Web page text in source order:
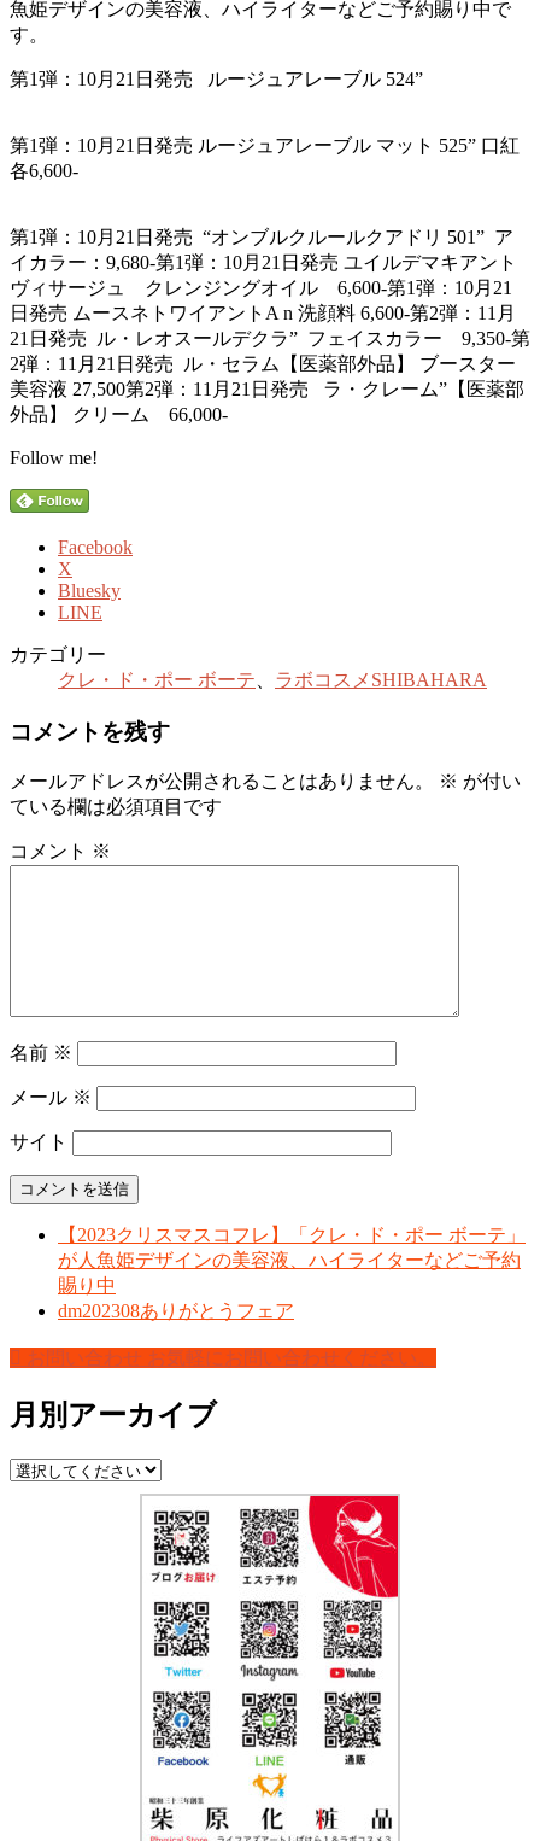
魚姫デザインの美容液、ハイライターなどご予約賜り中で
す。
第1弾：10月21日発売 ルージュアレーブル 524”
第1弾：10月21日発売 ルージュアレーブル マット 525” 口紅
各6,600-
第1弾：10月21日発売 “オンブルクルールクアドリ 501” ア
イカラー：9,680-第1弾：10月21日発売 ユイルデマキアント
ヴィサージュ クレンジングオイル 6,600-第1弾：10月21
日発売 ムースネトワイアントA n 洗顔料 6,600-第2弾：11月
21日発売 ル・レオスールデクラ” フェイスカラー 9,350-第
2弾：11月21日発売 ル・セラム【医薬部外品】 ブースター
美容液 27,500第2弾：11月21日発売 ラ・クレーム”【医薬部
外品】 クリーム 66,000-
Follow me!
Facebook
X
Bluesky
LINE
カテゴリー
クレ・ド・ポー ボーテ
ラボコスメSHIBAHARA
コメントを残す
メールアドレスが公開されることはありません。 ※ が付い
ている欄は必須項目です
コメント ※
名前 ※
メール ※
サイト
【2023クリスマスコフレ】「クレ・ド・ポー ボーテ」
が人魚姫デザインの美容液、ハイライターなどご予約
賜り中
dm202308ありがとうフェア
お問い合わせ お気軽にお問い合わせください。
月別アーカイブ